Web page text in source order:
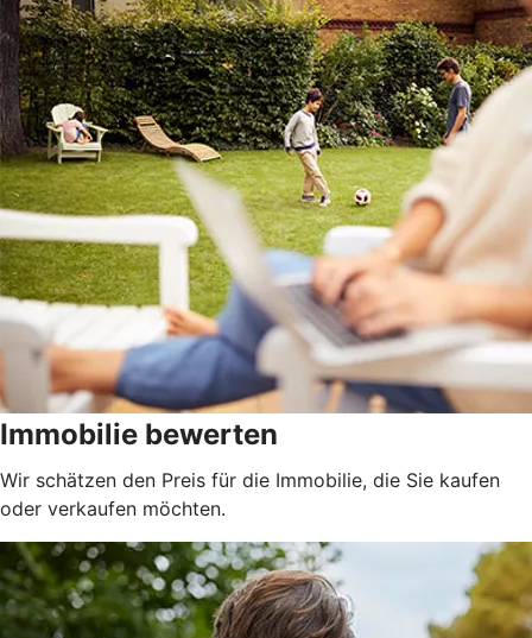
Immobilie bewerten
Wir schätzen den Preis für die Immobilie, die Sie kaufen
oder verkaufen möchten.